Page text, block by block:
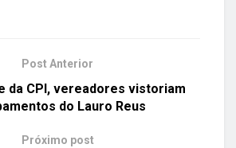
Post Anterior
da CPI, vereadores vistoriam
do Lauro Reus
Próximo post